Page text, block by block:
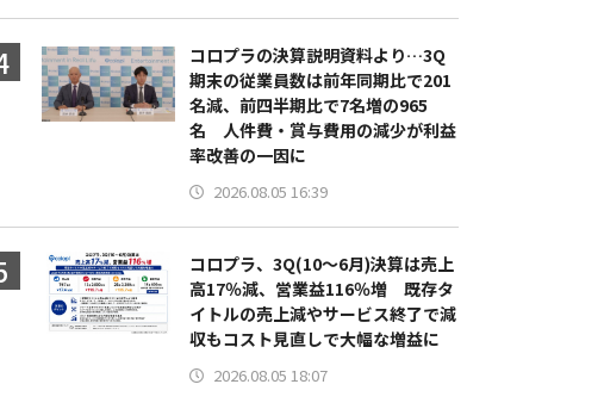
コロプラの決算説明資料より…3Q
期末の従業員数は前年同期比で201
名減、前四半期比で7名増の965
名 人件費・賞与費用の減少が利益
率改善の一因に
2026.08.05 16:39
コロプラ、3Q(10～6月)決算は売上
高17％減、営業益116％増 既存タ
イトルの売上減やサービス終了で減
収もコスト見直しで大幅な増益に
2026.08.05 18:07